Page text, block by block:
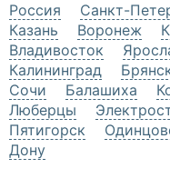
Россия Санкт-
Казань
Воронеж
Владивосток
Калининград
Сочи
Балашиха
Люберцы
Пятигорск
Дону